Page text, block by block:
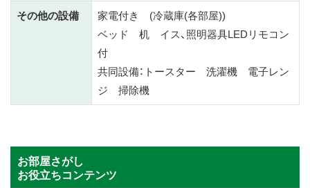
その他の設備
家電付き (冷蔵庫(各部屋))
ベッド 机 イス、照明器具LEDリモコン
付
共同設備：トースター 洗濯機 電子レン
ジ 掃除機
お部屋さがし
お役立ちコンテンツ